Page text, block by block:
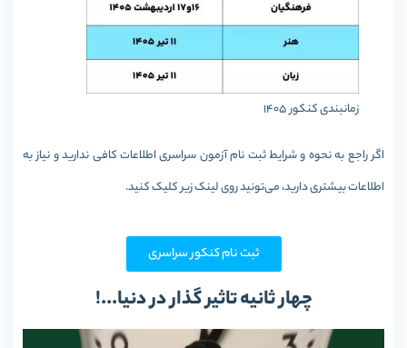
زمانبندی کنکور 1405
اگر راجع به نحوه و شرایط ثبت نام آزمون سراسری اطلاعات کافی ندارید و نیاز به
اطلاعات بیشتری دارید، می‌تونید روی لینک زیر کلیک کنید.
ثبت نام کنکور سراسری
چهار ثانیه تاثیر گذار در دنیا...!